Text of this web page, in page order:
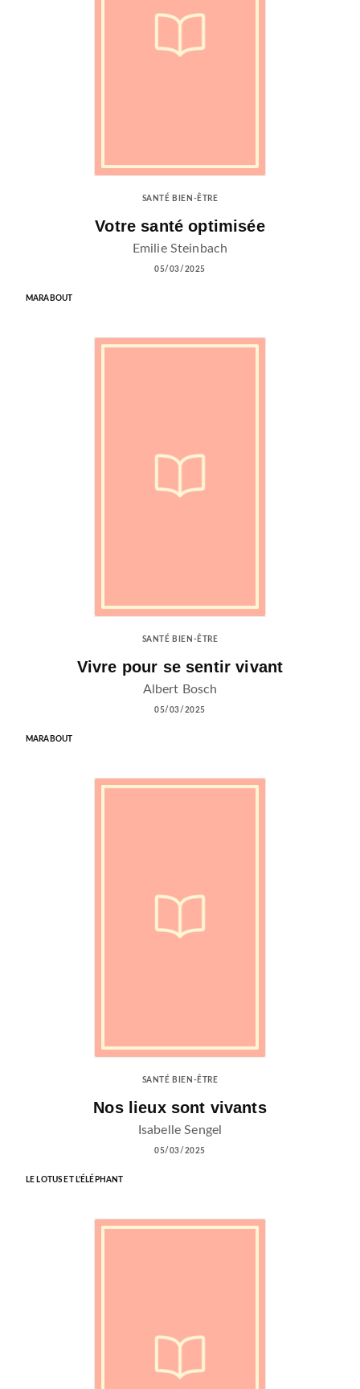
SANTÉ BIEN-ÊTRE
Votre santé optimisée
Emilie Steinbach
05/03/2025
MARABOUT
SANTÉ BIEN-ÊTRE
Vivre pour se sentir vivant
Albert Bosch
05/03/2025
MARABOUT
SANTÉ BIEN-ÊTRE
Nos lieux sont vivants
Isabelle Sengel
05/03/2025
LE LOTUS ET L'ÉLÉPHANT